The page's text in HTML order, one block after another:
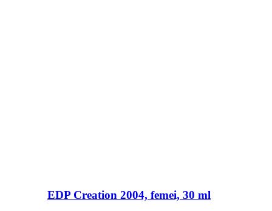
EDP Creation 2004, femei, 30 ml